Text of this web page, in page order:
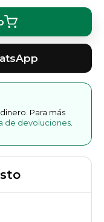
Para más
de devoluciones